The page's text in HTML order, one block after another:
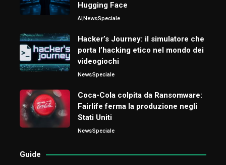
Hugging Face
AINewsSpeciale
Hacker’s Journey: il simulatore che
porta l’hacking etico nel mondo dei
videogiochi
NewsSpeciale
Coca-Cola colpita da Ransomware:
Fairlife ferma la produzione negli
Stati Uniti
NewsSpeciale
Guide